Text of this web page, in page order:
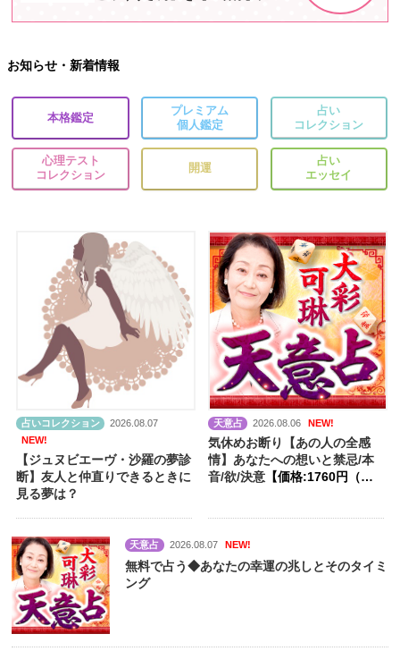
お知らせ・新着情報
本格鑑定
プレミアム
個人鑑定
占い
コレクション
心理テスト
コレクション
開運
占い
エッセイ
占いコレクション
2026.08.07
NEW!
【ジュヌビエーヴ・沙羅の夢診
断】友人と仲直りできるときに
見る夢は？
天意占 2026.08.06 NEW!
気休めお断り【あの人の全感
情】あなたへの想いと禁忌/本
音/欲/決意【価格:1760円（税
天意占 2026.08.07 NEW!
無料で占う◆あなたの幸運の兆しとそのタイミ
ング